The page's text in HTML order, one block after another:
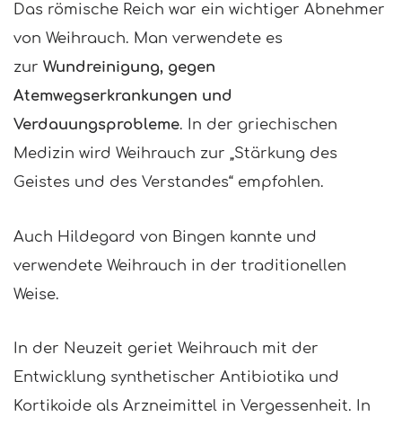
Das römische Reich war ein wichtiger Abnehmer
von Weihrauch. Man verwendete es
zur Wundreinigung, gegen
Atemwegserkrankungen und
Verdauungsprobleme. In der griechischen
Medizin wird Weihrauch zur „Stärkung des
Geistes und des Verstandes“ empfohlen.
Auch Hildegard von Bingen kannte und
verwendete Weihrauch in der traditionellen
Weise.
In der Neuzeit geriet Weihrauch mit der
Entwicklung synthetischer Antibiotika und
Kortikoide als Arzneimittel in Vergessenheit. In